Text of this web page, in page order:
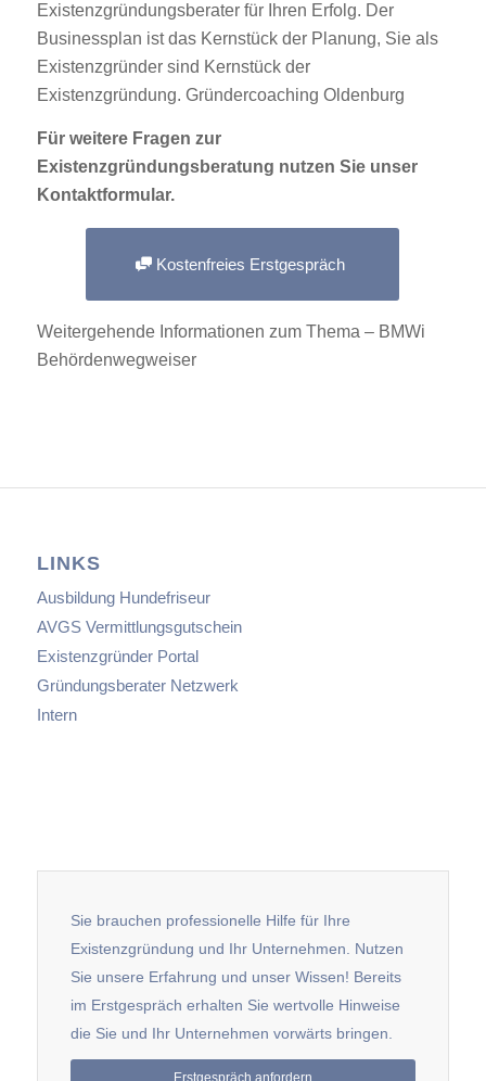
Existenzgründungsberater für Ihren Erfolg. Der
Businessplan ist das Kernstück der Planung, Sie als
Existenzgründer sind Kernstück der
Existenzgründung. Gründercoaching Oldenburg
Für weitere Fragen zur
Existenzgründungsberatung nutzen Sie unser
Kontaktformular.
Kostenfreies Erstgespräch
Weitergehende Informationen zum Thema – BMWi
Behördenwegweiser
LINKS
Ausbildung Hundefriseur
AVGS Vermittlungsgutschein
Existenzgründer Portal
Gründungsberater Netzwerk
Intern
Sie brauchen professionelle Hilfe für Ihre
Existenzgründung und Ihr Unternehmen. Nutzen
Sie unsere Erfahrung und unser Wissen! Bereits
im Erstgespräch erhalten Sie wertvolle Hinweise
die Sie und Ihr Unternehmen vorwärts bringen.